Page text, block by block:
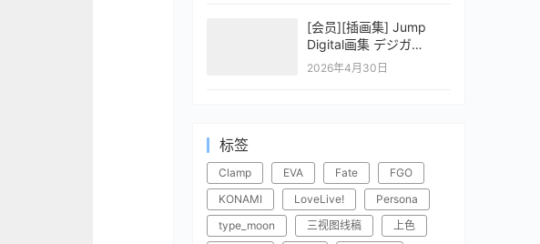
[会员][插画集] Jump
Digital画集 デジガ
CLAYMORE 1
2026年4月30日
标签
Clamp EVA Fate
FGO
KONAMI
LoveLive!
Persona
type_moon
三视图线稿
上色